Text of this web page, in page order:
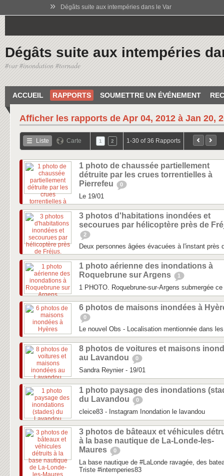
» Dégâts suite aux intempéries dans le Var
Dégâts suite aux intempéries
#var #inondation #tornade
ACCUEIL RAPPORTS SOUMETTRE UN ÉVÉNEMENT
Afficher les rapports de Apr 04, 2012 à Jan 20,
Liste Carte 1 2 1-30 of 36 Rapports
1 photo de chaussée partiellement
détruite par les crues torrentielles à
Pierrefeu
0
Le 19/01
3 photos d'habitations inondées et
secourues par hélicoptère près de
2
Deux personnes âgées évacuées à l'instant près
1 photo aérienne des inondations à
Roquebrune sur Argens
1
1 PHOTO. Roquebrune-sur-Argens submergée
6 photos de maisons inondées à
0
Le nouvel Obs - Localisation mentionnée dans
8 photos de voitures et maisons
au Lavandou
0
Sandra Reynier - 19/01
1 photo paysage des inondations
du Lavandou
0
cleice83 - Instagram Inondation le lavandou
3 photos de bâteaux et véhicules
à la base nautique de La-Londe-les-
Maures
0
La base nautique de #LaLonde ravagée, des
Triste #intemperies83